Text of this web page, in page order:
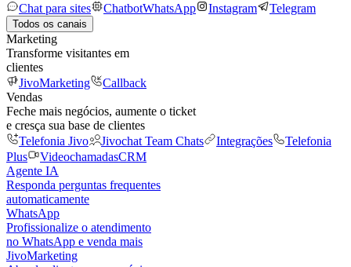
Chat para sites
ChatbotWhatsApp Instagram Telegram
Todos os canais
Marketing
Transforme visitantes em
clientes
JivoMarketing
Callback
Vendas
Feche mais negócios, aumente o ticket
e cresça sua base de clientes
Telefonia Jivo
Jivochat Team Chats Integrações
Telefonia
Plus
VideochamadasCRM
Agente IA
Responda perguntas frequentes
automaticamente
WhatsApp
Profissionalize o atendimento
no WhatsApp e venda mais
JivoMarketing